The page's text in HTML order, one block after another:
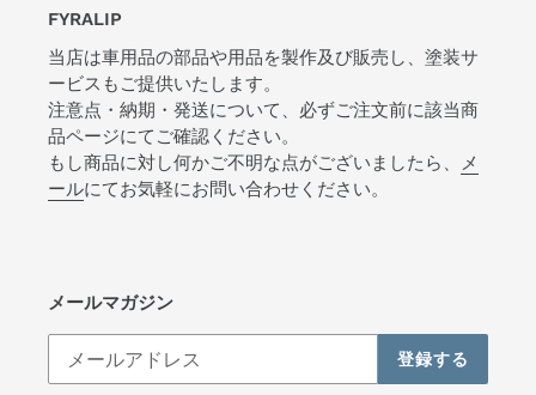
FYRALIP
当店は車用品の部品や用品を製作及び販売し、塗装サ
ービスもご提供いたします。
注意点・納期・発送について、必ずご注文前に該当商
品ページにてご確認ください。
もし商品に対し何かご不明な点がございましたら、
メ
ールにてお気軽にお問い合わせください。
メールマガジン
登録する